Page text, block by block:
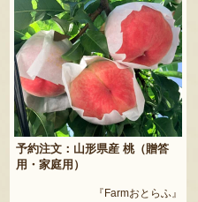
米沢牛
『肉匠えんどう』